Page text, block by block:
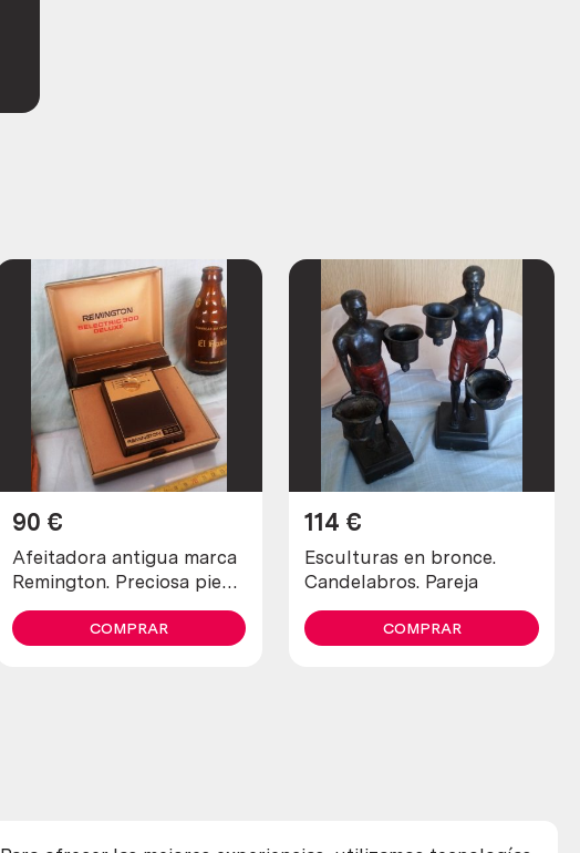
Afeitadora antigua marca
Remington. Preciosa pieza
de colección
90 €
COMPRAR
Esculturas en bronce.
Candelabros. Pareja
114 €
COMPRAR